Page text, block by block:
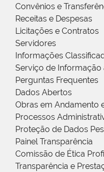
Convênios e
Receitas e Despesas
Licitações e Contratos
Servidores
Informações
Serviço de Informação
Perguntas Frequentes
Dados Abertos
Obras em Andamento
Processos
Proteção de Dados
Painel Transparência
Comissão de Ética
Transparência e